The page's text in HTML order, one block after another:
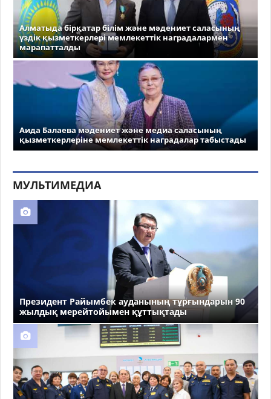
Алматыда бірқатар білім және мәдениет саласының
үздік қызметкерлері мемлекеттік наградалармен
марапатталды
Аида Балаева мәдениет және медиа саласының
қызметкерлеріне мемлекеттік наградалар табыстады
МУЛЬТИМЕДИА
Президент Райымбек ауданының тұрғындарын 90
жылдық мерейтойымен құттықтады